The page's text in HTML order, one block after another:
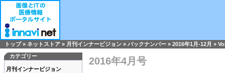
トップ» ネットストア » 月刊インナービジョン » バックナンバー » 2016年1月-12月 »
カテゴリー
月刊インナービジョン
2016年4月号